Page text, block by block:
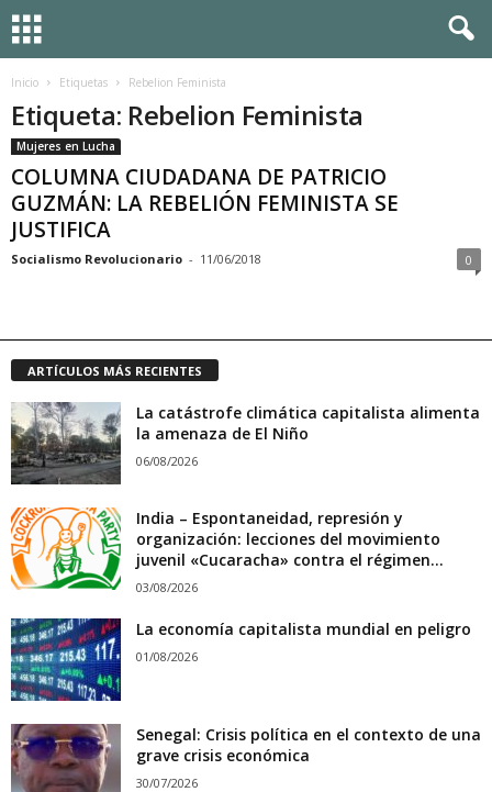
Inicio Etiquetas Rebelion Feminista
Etiqueta: Rebelion Feminista
Mujeres en Lucha
COLUMNA CIUDADANA DE PATRICIO
GUZMÁN: LA REBELIÓN FEMINISTA SE
JUSTIFICA
Socialismo Revolucionario - 11/06/2018 0
ARTÍCULOS MÁS RECIENTES
La catástrofe climática capitalista alimenta
la amenaza de El Niño
06/08/2026
India – Espontaneidad, represión y
organización: lecciones del movimiento
juvenil «Cucaracha» contra el régimen...
03/08/2026
La economía capitalista mundial en peligro
01/08/2026
Senegal: Crisis política en el contexto de una
grave crisis económica
30/07/2026